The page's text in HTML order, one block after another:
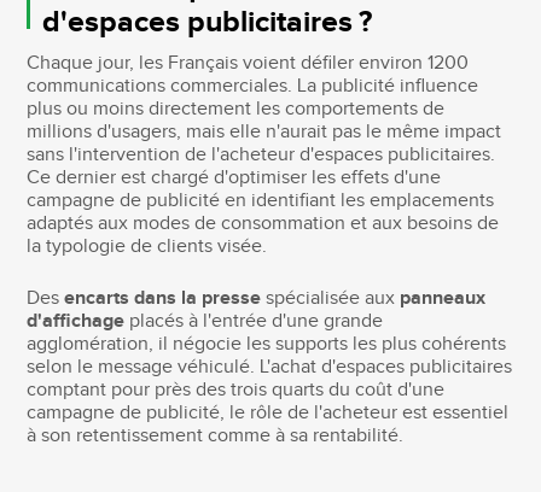
d'espaces publicitaires ?
Chaque jour, les Français voient défiler environ 1200
communications commerciales. La publicité influence
plus ou moins directement les comportements de
millions d'usagers, mais elle n'aurait pas le même impact
sans l'intervention de l'acheteur d'espaces publicitaires.
Ce dernier est chargé d'optimiser les effets d'une
campagne de publicité en identifiant les emplacements
adaptés aux modes de consommation et aux besoins de
la typologie de clients visée.
Desencarts dans la presse spécialisée aux panneaux
d'affichage placés à l'entrée d'une grande
agglomération, il négocie les supports les plus cohérents
selon le message véhiculé. L'achat d'espaces publicitaires
comptant pour près des trois quarts du coût d'une
campagne de publicité, le rôle de l'acheteur est essentiel
à son retentissement comme à sa rentabilité.